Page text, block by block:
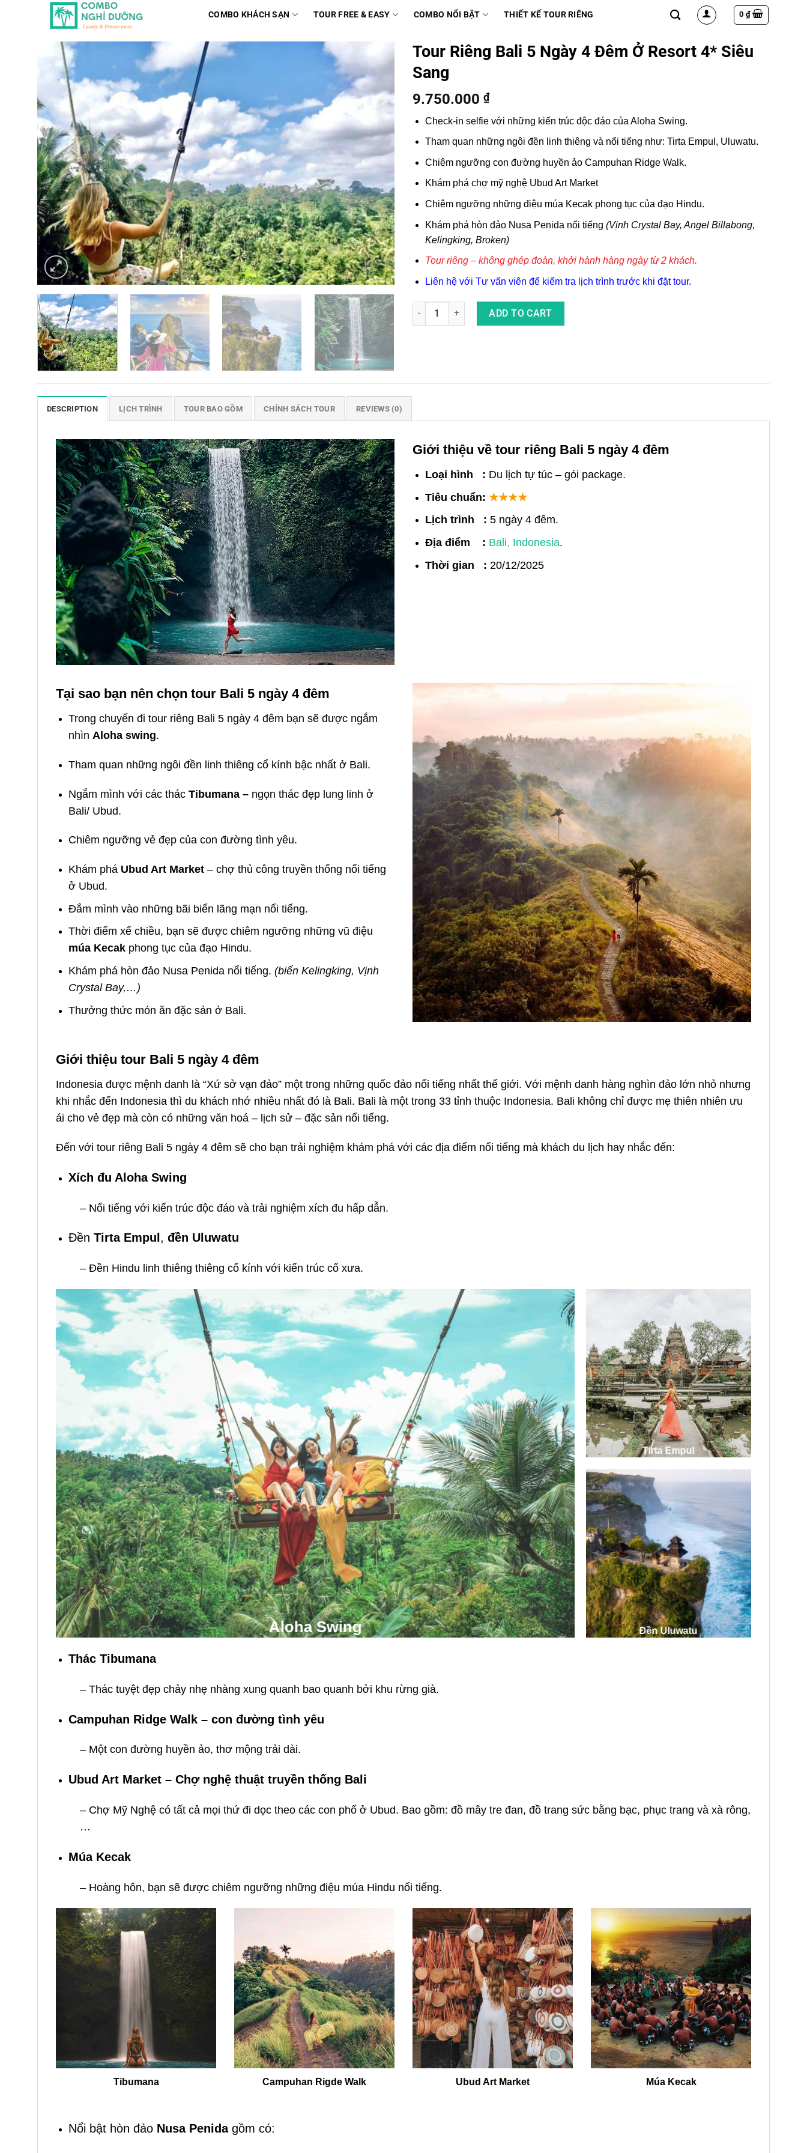
COMBO KHÁCH SẠN TOUR FREE & EASY COMBO NỔI BẬT THIẾT KẾ TOUR RIÊNG 0 ₫
Tour Riêng Bali 5 Ngày 4 Đêm Ở Resort 4* Siêu
Sang
9.750.000 ₫
Check-in selfie với những kiến trúc độc đáo của Aloha Swing.
Tham quan những ngôi đền linh thiêng và nổi tiếng như: Tirta Empul , Uluwatu.
Chiêm ngưỡng con đường huyền ảo Campuhan Ridge Walk.
Khám phá chợ mỹ nghệ Ubud Art Market
Chiêm ngưỡng những điệu múa Kecakphong tục của đạo Hindu.
Khám phá hòn đảo Nusa Penida nổi tiếng (Vịnh Crystal Bay, Angel Billabong,
Kelingking, Broken)
Tour riêng – không ghép đoàn, khởi hành hàng ngày từ 2 khách.
Liên hệ với Tư vấn viên để kiểm tra lịch trình trước khi đặt tour.
Tour Riêng Bali 5 Ngày 4 Đêm Ở Resort 4* Siêu Sang quantity
ADD TO CART
DESCRIPTION LỊCH TRÌNH TOUR BAO GỒM CHÍNH SÁCH TOUR REVIEWS (0)
Giới thiệu về tour riêng Bali 5 ngày 4 đêm
Loại hình : Du lịch tự túc – gói package.
Tiêu chuẩn: ★★★★
Lịch trình : 5 ngày 4 đêm.
Địa điểm : Bali, Indonesia.
Thời gian : 20/12/2025
Tại sao bạn nên chọn tour Bali 5 ngày 4 đêm
Trong chuyến đi tour riêng Bali 5 ngày 4 đêm bạn sẽ được ngắm
nhìn Aloha swing.
Tham quan những ngôi đền linh thiêng cổ kính bậc nhất ở Bali.
Ngắm mình với các thác Tibumana– ngọn thác đẹp lung linh ở
Bali/ Ubud.
Chiêm ngưỡng vẻ đẹp của con đường tình yêu.
Khám phá Ubud Art Market – chợ thủ công truyền thống nổi tiếng
ở Ubud.
Đắm mình vào những bãi biển lãng mạn nổi tiếng.
Thời điểm xế chiều, bạn sẽ được chiêm ngưỡng những vũ điệu
múa Kecakphong tục của đạo Hindu.
Khám phá hòn đảo Nusa Penida nổi tiếng. (biển Kelingking, Vịnh
Crystal Bay,…)
Thưởng thức món ăn đặc sản ở Bali.
Giới thiệu tour Bali 5 ngày 4 đêm
Indonesia được mệnh danh là “Xứ sở vạn đảo” một trong những quốc đảo nổi tiếng nhất thế giới. Với mệnh danh hàng nghìn đảo lớn nhỏ nhưng
khi nhắc đến Indonesia thì du khách nhớ nhiều nhất đó là Bali. Bali là một trong 33 tỉnh thuộc Indonesia. Bali không chỉ được mẹ thiên nhiên ưu
ái cho vẻ đẹp mà còn có những văn hoá – lịch sử – đặc sản nổi tiếng.
Đến với tour riêng Bali 5 ngày 4 đêm sẽ cho bạn trải nghiệm khám phá với các địa điểm nổi tiếng mà khách du lịch hay nhắc đến:
Xích đu Aloha Swing
– Nổi tiếng với kiến trúc độc đáo và trải nghiệm xích đu hấp dẫn.
Đền Tirta Empul , đền Uluwatu
– Đền Hindu linh thiêng thiêng cổ kính với kiến trúc cổ xưa.
Aloha Swing
Tirta Empul
Đền Uluwatu
Thác Tibumana
– Thác tuyệt đẹp chảy nhẹ nhàng xung quanh bao quanh bởi khu rừng già.
Campuhan Ridge Walk – con đường tình yêu
– Một con đường huyền ảo, thơ mộng trải dài.
Ubud Art Market – Chợ nghệ thuật truyền thống Bali
– Chợ Mỹ Nghệ có tất cả mọi thứ đi dọc theo các con phố ở Ubud. Bao gồm: đồ mây tre đan, đồ trang sức bằng bạc, phục trang và xà rông,
…
Múa Kecak
– Hoàng hôn, bạn sẽ được chiêm ngưỡng những điệu múa Hindu nổi tiếng.
Tibumana Campuhan Rigde Walk Ubud Art Market Múa Kecak
Nổi bật hòn đảo Nusa Penidagồm có: